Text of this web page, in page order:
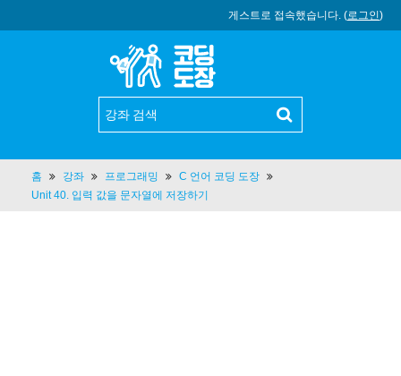
게스트로 접속했습니다. (로그인)
홈 강좌 프로그래밍
C 언어 코딩 도장
Unit 40. 입력 값을 문자열에 저장하기